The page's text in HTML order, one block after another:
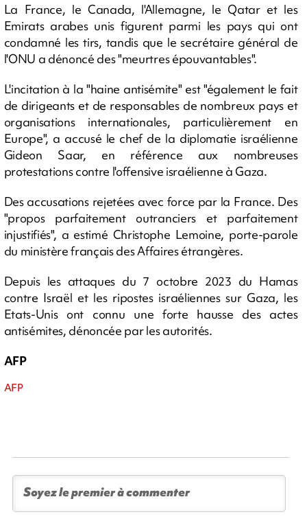
La France, le Canada, l'Allemagne, le Qatar et les
Emirats arabes unis figurent parmi les pays qui ont
condamné les tirs, tandis que le secrétaire général de
l'ONU a dénoncé des "meurtres épouvantables".
L'incitation à la "haine antisémite" est "également le fait
de dirigeants et de responsables de nombreux pays et
organisations internationales, particulièrement en
Europe", a accusé le chef de la diplomatie israélienne
Gideon Saar, en référence aux nombreuses
protestations contre l'offensive israélienne à Gaza.
Des accusations rejetées avec force par la France. Des
"propos parfaitement outranciers et parfaitement
injustifiés", a estimé Christophe Lemoine, porte-parole
du ministère français des Affaires étrangères.
Depuis les attaques du 7 octobre 2023 du Hamas
contre Israël et les ripostes israéliennes sur Gaza, les
Etats-Unis ont connu une forte hausse des actes
antisémites, dénoncée par les autorités.
AFP
AFP